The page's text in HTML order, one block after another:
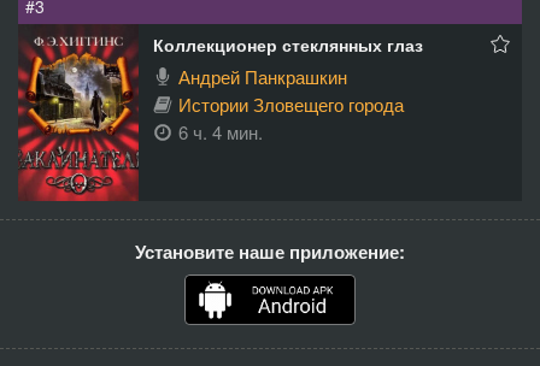
#3
Коллекционер стеклянных глаз
Андрей Панкрашкин
Истории Зловещего города
6 ч. 4 мин.
Установите наше приложение: